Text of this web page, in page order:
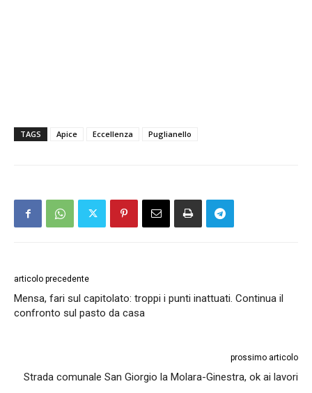
TAGS Apice Eccellenza Puglianello
articolo precedente
Mensa, fari sul capitolato: troppi i punti inattuati. Continua il
confronto sul pasto da casa
prossimo articolo
Strada comunale San Giorgio la Molara-Ginestra, ok ai lavori